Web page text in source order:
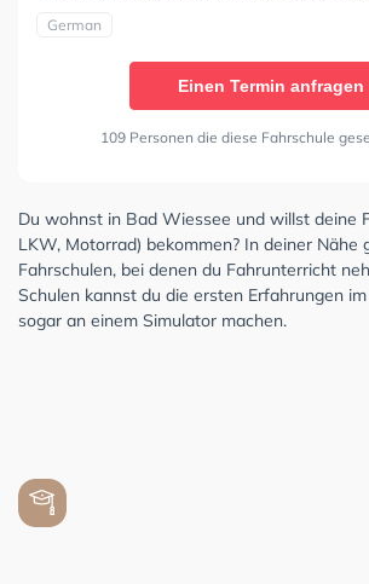
German
Einen Termin anfragen
109 Personen die diese Fahrschule
Du wohnst in Bad Wiessee und willst deine
LKW, Motorrad) bekommen? In deiner Nähe
Fahrschulen, bei denen du Fahrunterricht
Schulen kannst du die ersten Erfahrungen
sogar an einem Simulator machen.